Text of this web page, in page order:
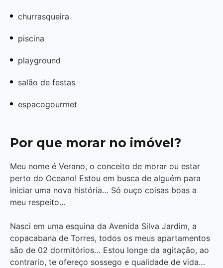
churrasqueira
piscina
playground
salão de festas
espacogourmet
Por que morar no imóvel?
Meu nome é Verano, o conceito de morar ou estar
perto do Oceano! Estou em busca de alguém para
iniciar uma nova história… Só ouço coisas boas a
meu respeito…
Nasci em uma esquina da Avenida Silva Jardim, a
copacabana de Torres, todos os meus apartamentos
são de 02 dormitórios… Estou longe da agitação, ao
contrario, te ofereço sossego e qualidade de vida…